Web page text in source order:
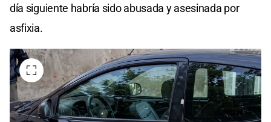
día siguiente habría sido abusada y asesinada por
asfixia.